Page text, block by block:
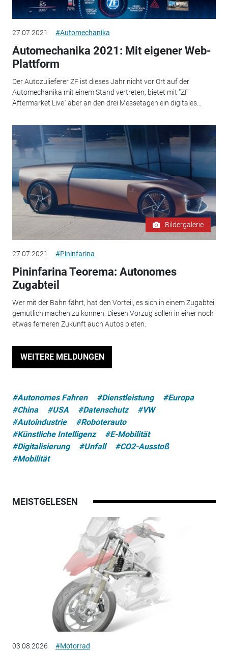
27.07.2021 #Automechanika
Automechanika 2021: Mit eigener Web-
Plattform
Der Autozulieferer ZF ist dieses Jahr nicht vor Ort auf der
Automechanika mit einem Stand vertreten, bietet mit "ZF
Aftermarket Live" aber an den drei Messetagen ein digitales...
Bildergalerie
27.07.2021 #Pininfarina
Pininfarina Teorema: Autonomes
Zugabteil
Wer mit der Bahn fährt, hat den Vorteil, es sich in einem Zugabteil
gemütlich machen zu können. Diesen Vorzug sollen in einer noch
etwas ferneren Zukunft auch Autos bieten.
WEITERE MELDUNGEN
#Autonomes Fahren #Dienstleistung
#Europa
#China
#USA #Datenschutz
#VW
#Autoindustrie
#Roboterauto
#Künstliche Intelligenz
#E-Mobilität
#Digitalisierung
#Unfall
#CO2-Ausstoß
#Mobilität
MEISTGELESEN
03.08.2026 #Motorrad